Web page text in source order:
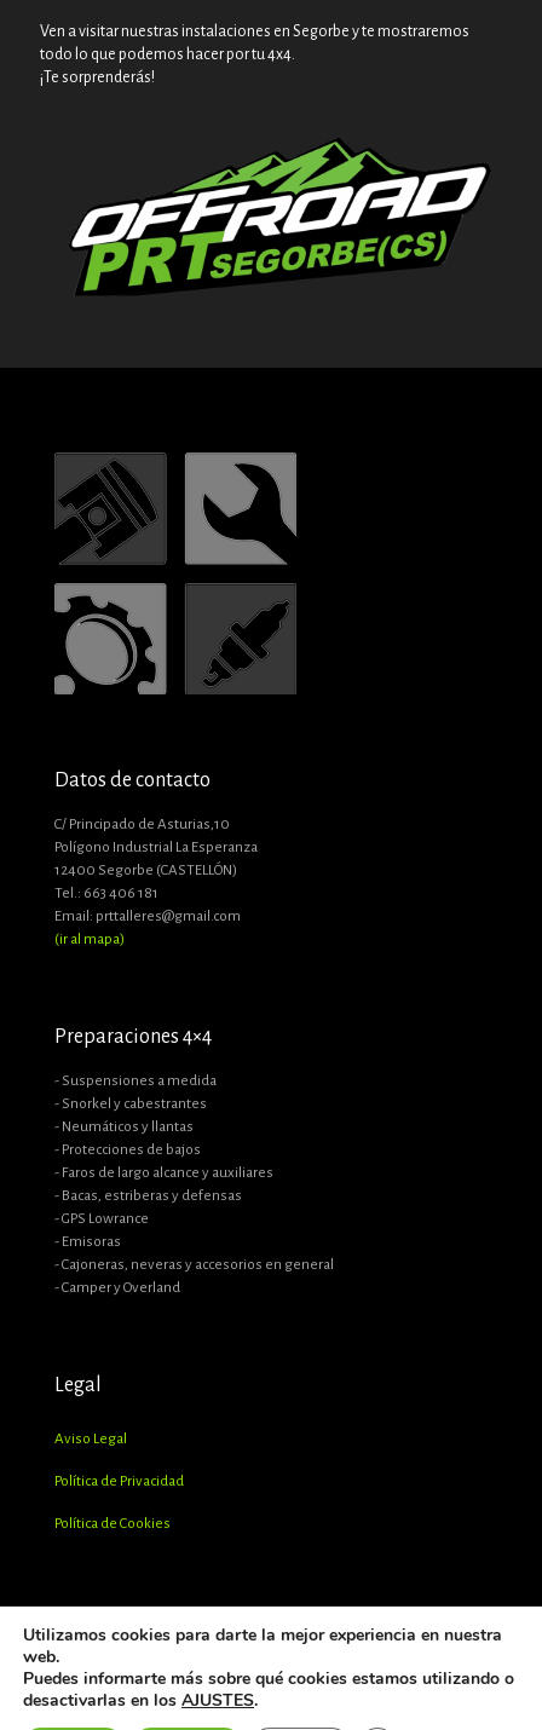
Ven a visitar nuestras instalaciones en Segorbe y te mostraremos
todo lo que podemos hacer por tu 4x4.
¡Te sorprenderás!
Datos de contacto
C/ Principado de Asturias,10
Polígono Industrial La Esperanza
12400 Segorbe (CASTELLÓN)
Tel.: 663 406 181
Email: prttalleres@gmail.com
(ir al mapa)
Preparaciones 4×4
- Suspensiones a medida
- Snorkel y cabestrantes
- Neumáticos y llantas
- Protecciones de bajos
- Faros de largo alcance y auxiliares
- Bacas, estriberas y defensas
- GPS Lowrance
- Emisoras
- Cajoneras, neveras y accesorios en general
- Camper y Overland
Legal
Aviso Legal
Política de Privacidad
Política de Cookies
© 2023 - PRT Talleres S.L. -
Utilizamos cookies para darte la mejor experiencia en nuestra
web.
Puedes informarte más sobre qué cookies estamos utilizando o
desactivarlas en los AJUSTES.